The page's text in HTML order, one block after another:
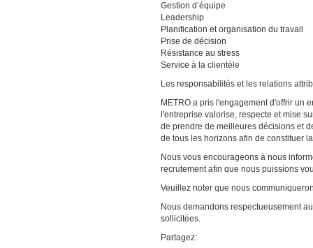
Gestion d’équipe
Leadership
Planification et organisation du travail
Prise de décision
Résistance au stress
Service à la clientèle
Les responsabilités et les relations
METRO a pris l'engagement d'offrir un
l'entreprise valorise, respecte et mise
de prendre de meilleures décisions et
de tous les horizons afin de constituer
Nous vous encourageons à nous
recrutement afin que nous puissions
Veuillez noter que nous
Nous demandons respectueusement
sollicitées.
Partagez: